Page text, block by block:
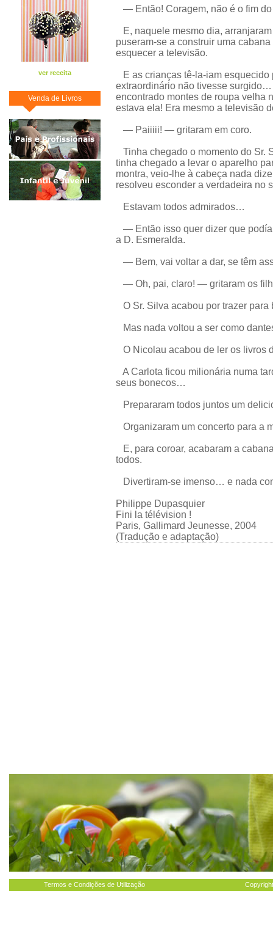
ver receita
Venda de Livros
— Então! Coragem, não é o fim
E, naquele mesmo dia,
puseram-se a construir uma
esquecer a televisão.
E as crianças tê-la-iam esquecido
extraordinário não tivesse
encontrado montes de roupa velha
estava ela! Era mesmo a televisão
— Paiiiii! — gritaram em coro.
Tinha chegado o momento do Sr.
tinha chegado a levar o aparelho
montra, veio-lhe à cabeça nada
resolveu esconder a verdadeira no
Estavam todos admirados…
— Então isso quer dizer que
a D. Esmeralda.
— Bem, vai voltar a dar, se têm
— Oh, pai, claro! — gritaram os
O Sr. Silva acabou por trazer para
Mas nada voltou a ser como
O Nicolau acabou de ler os livros
A Carlota ficou milionária numa
seus bonecos…
Prepararam todos juntos um
Organizaram um concerto para a
E, para coroar, acabaram a
todos.
Divertiram-se imenso… e nada
Philippe Dupasquier
Fini la télévision !
Paris, Gallimard Jeunesse, 2004
(Tradução e adaptação)
Termos e Condições de Utilização